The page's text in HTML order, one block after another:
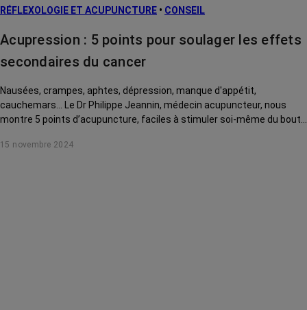
Traitements
La vie autour
RÉFLEXOLOGIE ET ACUPUNCTURE • CONSEIL
Acupression : 5 points pour soulager les effets
secondaires du cancer
Nausées, crampes, aphtes, dépression, manque d'appétit,
cauchemars... Le Dr Philippe Jeannin, médecin acupuncteur, nous
montre 5 points d’acupuncture, faciles à stimuler soi-même du bout
traitements.
15 novembre 2024